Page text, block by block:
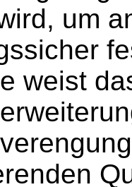
um
weist